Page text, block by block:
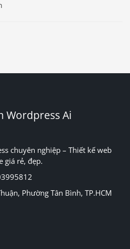
Wordpress Ai
chuyên nghiệp – Thiết kế web
giá rẻ, đẹp.
Phường Tân Bình, TP.HCM